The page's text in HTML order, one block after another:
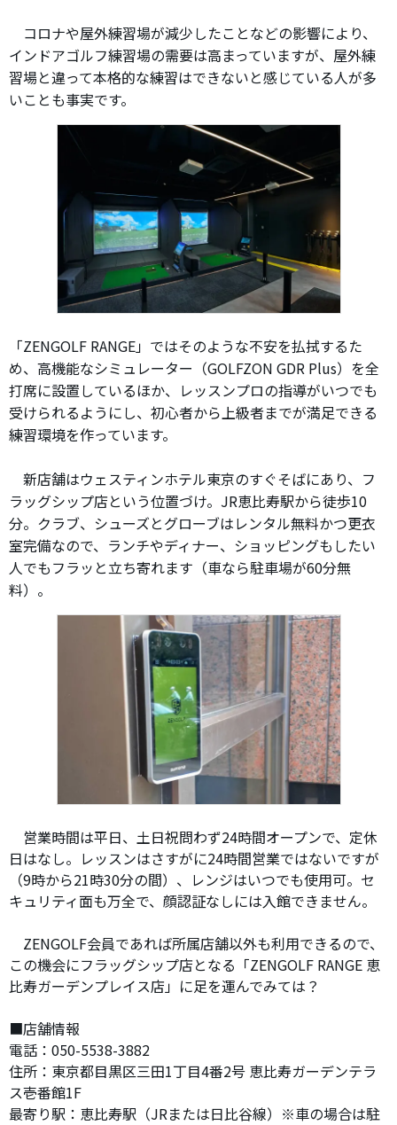
コロナや屋外練習場が減少したことなどの影響により、
インドアゴルフ練習場の需要は高まっていますが、屋外練
習場と違って本格的な練習はできないと感じている人が多
いことも事実です。
「ZENGOLF RANGE」ではそのような不安を払拭するた
め、高機能なシミュレーター（GOLFZON GDR Plus）を全
打席に設置しているほか、レッスンプロの指導がいつでも
受けられるようにし、初心者から上級者までが満足できる
練習環境を作っています。
新店舗はウェスティンホテル東京のすぐそばにあり、フ
ラッグシップ店という位置づけ。JR恵比寿駅から徒歩10
分。クラブ、シューズとグローブはレンタル無料かつ更衣
室完備なので、ランチやディナー、ショッピングもしたい
人でもフラッと立ち寄れます（車なら駐車場が60分無
料）。
営業時間は平日、土日祝問わず24時間オープンで、定休
日はなし。レッスンはさすがに24時間営業ではないですが
（9時から21時30分の間）、レンジはいつでも使用可。セ
キュリティ面も万全で、顔認証なしには入館できません。
ZENGOLF会員であれば所属店舗以外も利用できるので、
この機会にフラッグシップ店となる「ZENGOLF RANGE 恵
比寿ガーデンプレイス店」に足を運んでみては？
■店舗情報
電話：050-5538-3882
住所：東京都目黒区三田1丁目4番2号 恵比寿ガーデンテラ
ス壱番館1F
最寄り駅：恵比寿駅（JRまたは日比谷線）※車の場合は駐